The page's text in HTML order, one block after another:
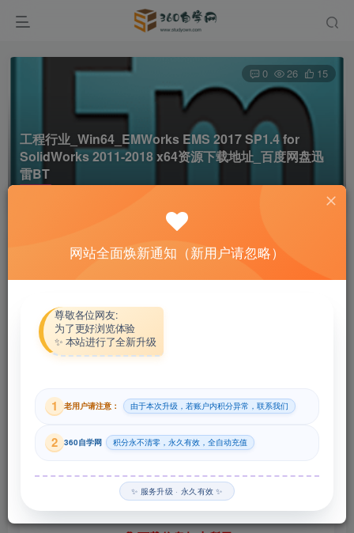
工程行业_Win64_EMWorks EMS 2017 SP1.4 for
SolidWorks 2011-2018 x64资源下载地址_百度网盘迅
雷BT
0 26 15
热心网友 关注
此内容为付费资源，请付费后查看
29积分
付费资源
网站全面焕新通知（新用户请忽略）
尊敬各位网友:
为了更好浏览体验
✨ 本站进行了全新升级
1 老用户请注意： 由于本次升级，若账户内积分异常，联系我们
2 360自学网 积分永不清零，永久有效，全自动充值
✨ 服务升级 · 永久有效 ✨